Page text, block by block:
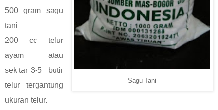
Sagu Tani
500 gram sagu
tani
200 cc telur
ayam atau
sekitar 3-5
butir
telur tergantung
ukuran telur.